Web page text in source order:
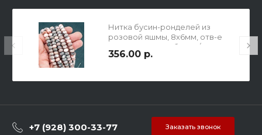
Нитка бусин-ронделей из
розовой яшмы, 8х6мм, отв-е
1,2мм, в нитке 35 бусин / 19 см.
356.00 р.
+7 (928) 300-33-77 Заказать звонок